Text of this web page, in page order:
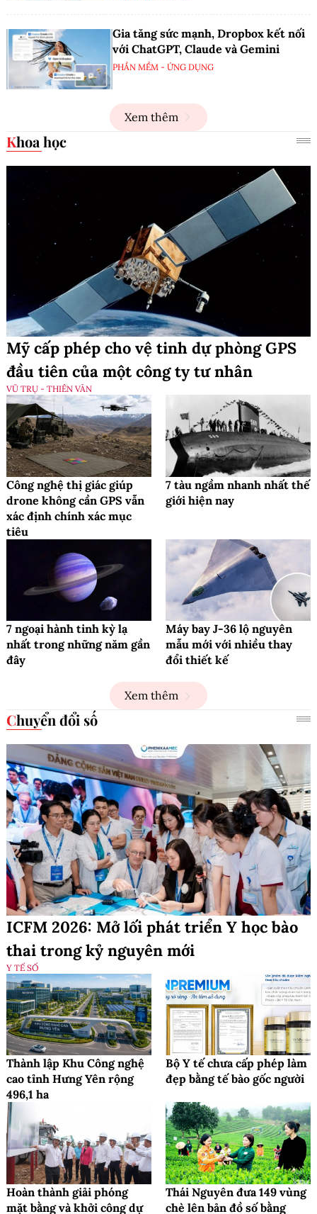
Gia tăng sức mạnh, Dropbox kết nối
với ChatGPT, Claude và Gemini
PHẦN MỀM - ỨNG DỤNG
Xem thêm
Khoa học
Mỹ cấp phép cho vệ tinh dự phòng GPS
đầu tiên của một công ty tư nhân
VŨ TRỤ - THIÊN VĂN
Công nghệ thị giác giúp
drone không cần GPS vẫn
xác định chính xác mục
tiêu
7 tàu ngầm nhanh nhất thế
giới hiện nay
7 ngoại hành tinh kỳ lạ
nhất trong những năm gần
đây
Máy bay J-36 lộ nguyên
mẫu mới với nhiều thay
đổi thiết kế
Xem thêm
Chuyển đổi số
ICFM 2026: Mở lối phát triển Y học bào
thai trong kỷ nguyên mới
Y TẾ SỐ
Thành lập Khu Công nghệ
cao tỉnh Hưng Yên rộng
496,1 ha
Bộ Y tế chưa cấp phép làm
đẹp bằng tế bào gốc người
Hoàn thành giải phóng
mặt bằng và khởi công dự
Thái Nguyên đưa 149 vùng
chè lên bản đồ số bằng